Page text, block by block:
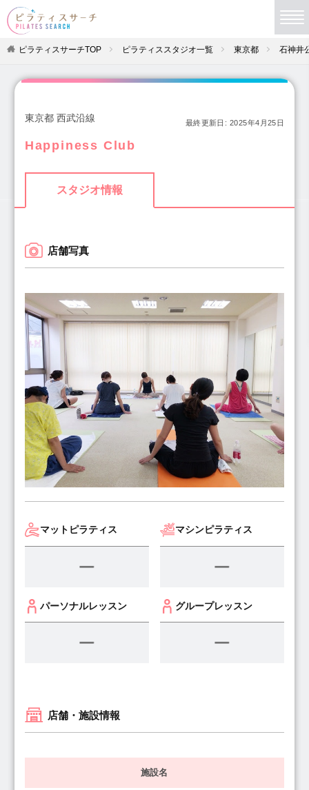
ピラティスサーチTOP ピラティススタジオ一覧 東京都 石神井
東京都 西武沿線 最終更新日: 2025年4月25日
Happiness Club
スタジオ情報
店舗写真
マットピラティス マシンピラティス
パーソナルレッスン グループレッスン
店舗・施設情報
施設名